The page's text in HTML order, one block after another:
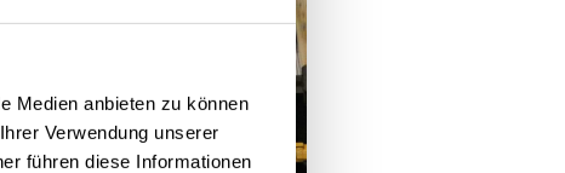
Medien anbieten zu können
Verwendung unserer
führen diese Informationen